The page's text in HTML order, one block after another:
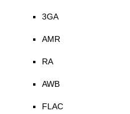
3GA
AMR
RA
AWB
FLAC